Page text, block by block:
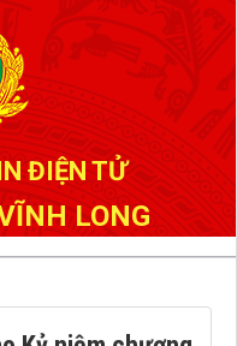
ĐIỆN TỬ
LONG